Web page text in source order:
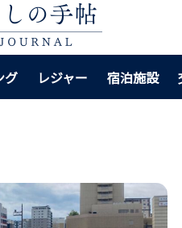
グ レジャー 宿泊施設
えるべきポイント7つ｜
限まで整理！